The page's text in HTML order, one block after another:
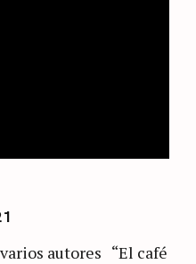
autores “El café